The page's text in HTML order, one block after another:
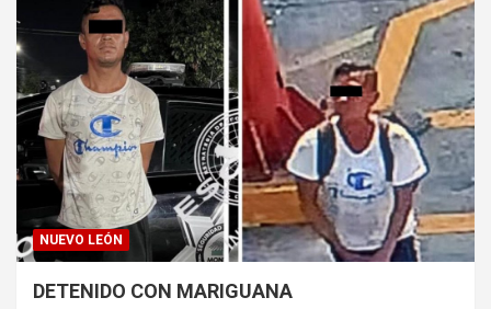
NUEVO LEÓN
DETENIDO CON MARIGUANA